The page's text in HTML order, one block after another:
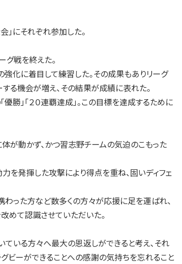
」にそれぞれ参加した。
グ戦を終えた。
化に着目して練習した。その成果もありリーグ
る機会が増え、その結果が成績に表れた。
」「２０連覇達成」。この目標を達成するために
が動かず、かつ習志野チームの気迫のこもった
を発揮した攻撃により得点を重ね、固いディフェ
った方など数多くの方々が応援に足を運ばれ、
めて認識させていただいた。
いる方々へ最大の恩返しができると考え、それ
ビーができることへの感謝の気持ちを忘れること